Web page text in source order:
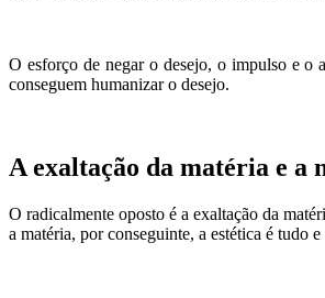
O esforço de negar o desejo, o impulso e o
conseguem humanizar o desejo.
A exaltação da matéria e a
O radicalmente oposto é a exaltação da
a matéria, por conseguinte, a estética é tudo